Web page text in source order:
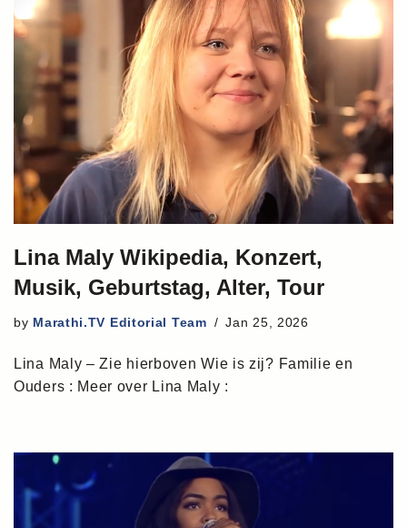
Lina Maly Wikipedia, Konzert,
Musik, Geburtstag, Alter, Tour
by Marathi.TV Editorial Team Jan 25, 2026
Lina Maly – Zie hierboven Wie is zij? Familie en
Ouders : Meer over Lina Maly :